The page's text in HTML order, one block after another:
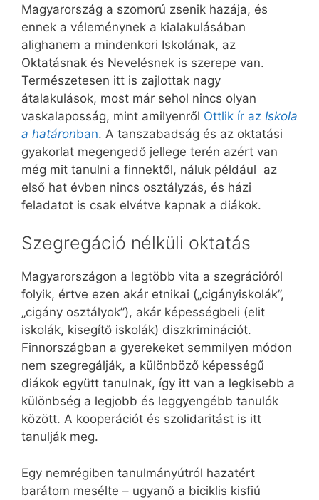
Magyarország a szomorú zsenik hazája, és
ennek a véleménynek a kialakulásában
alighanem a mindenkori Iskolának, az
Oktatásnak és Nevelésnek is szerepe van.
Természetesen itt is zajlottak nagy
átalakulások, most már sehol nincs olyan
vaskalaposság, mint amilyenről Ottlik ír az Iskola
a határonban. A tanszabadság és az oktatási
gyakorlat megengedő jellege terén azért van
még mit tanulni a finnektől, náluk például az
első hat évben nincs osztályzás, és házi
feladatot is csak elvétve kapnak a diákok.
Szegregáció nélküli oktatás
Magyarországon a legtöbb vita a szegrációról
folyik, értve ezen akár etnikai („cigányiskolák”,
„cigány osztályok”), akár képességbeli (elit
iskolák, kisegítő iskolák) diszkriminációt.
Finnországban a gyerekeket semmilyen módon
nem szegregálják, a különböző képességű
diákok együtt tanulnak, így itt van a legkisebb a
különbség a legjobb és leggyengébb tanulók
között. A kooperációt és szolidaritást is itt
tanulják meg.
Egy nemrégiben tanulmányútról hazatért
barátom mesélte – ugyanő a biciklis kisfiú